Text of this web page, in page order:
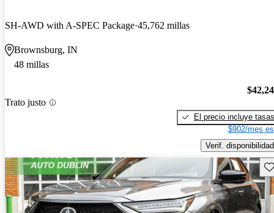
SH-AWD with A-SPEC Package 45,762 millas
Brownsburg, IN
48 millas
Trato justo
El precio incluye tasas
$902/mes
Verif. disponibilidad